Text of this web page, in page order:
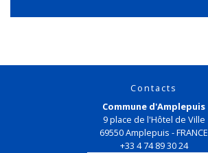
Contacts
Commune d'Amplepuis
9 place de l'Hôtel de Ville
69550 Amplepuis - FRANCE
+33 4 74 89 30 24